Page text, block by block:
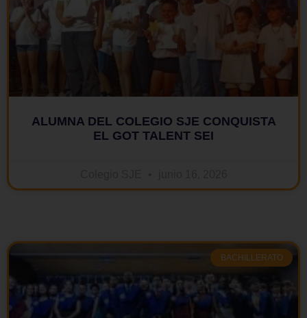
ALUMNA DEL COLEGIO SJE CONQUISTA
EL GOT TALENT SEI
BACHILLERATO